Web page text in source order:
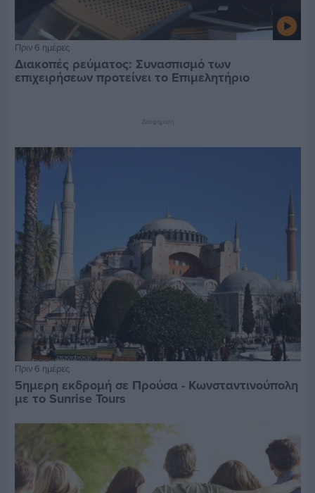
Πριν 6 ημέρες
Διακοπές ρεύματος: Συνασπισμό των
επιχειρήσεων προτείνει το Επιμελητήριο
Διαφήμιση
Πριν 6 ημέρες
5ημερη εκδρομή σε Προύσα - Κωνσταντινούπολη
με το Sunrise Tours